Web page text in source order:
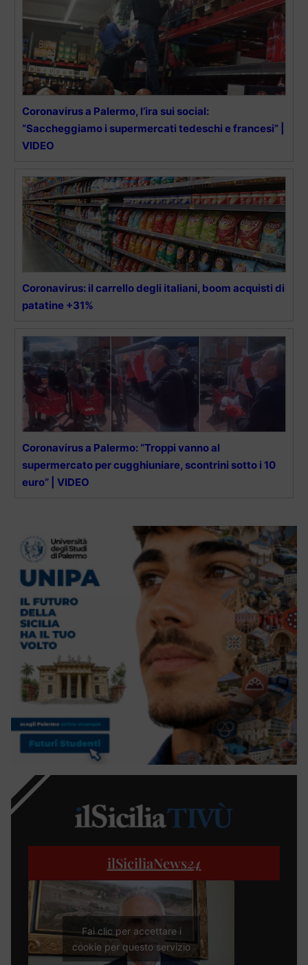
Coronavirus a Palermo, l’ira sui social:
“Saccheggiamo i supermercati tedeschi e francesi” |
VIDEO
Coronavirus: il carrello degli italiani, boom acquisti di
patatine +31%
Coronavirus a Palermo: “Troppi vanno al
supermercato per cugghiuniare, scontrini sotto i 10
euro” | VIDEO
ilSiciliaNews24
Fai clic per accettare i
cookie per questo servizio